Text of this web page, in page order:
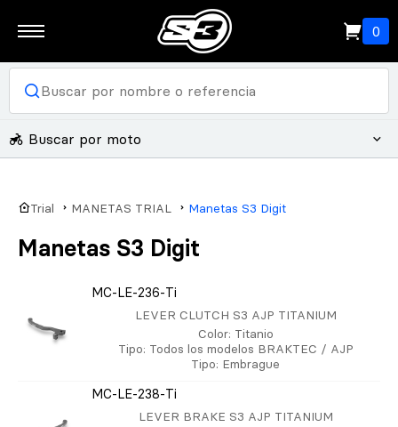
0
Buscar por moto
Trial MANETAS TRIAL Manetas S3 Digit
Manetas S3 Digit
MC-LE-236-Ti
LEVER CLUTCH S3 AJP TITANIUM
Color: Titanio
Tipo: Todos los modelos BRAKTEC / AJP
Tipo: Embrague
MC-LE-238-Ti
LEVER BRAKE S3 AJP TITANIUM